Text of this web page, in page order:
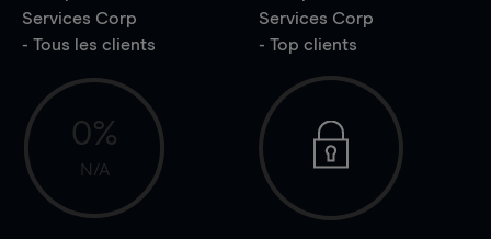
Services Corp
- Tous les clients
0%
N/A
Services Corp
- Top clients